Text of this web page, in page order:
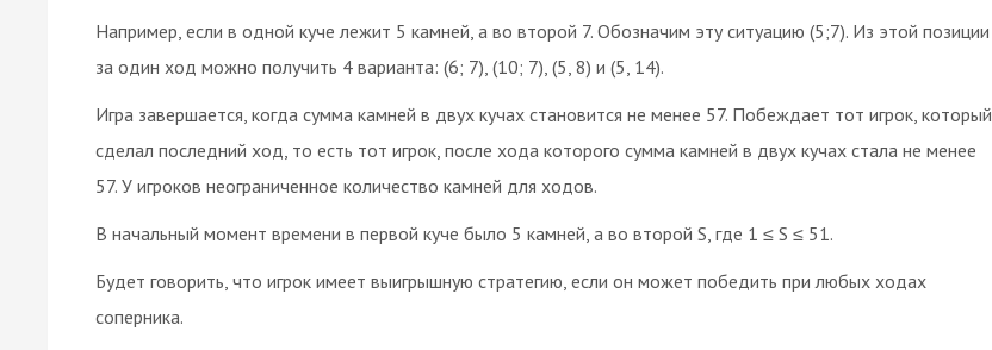
Например, если в одной куче лежит 5 камней, а во второй 7. Обозначим эту ситуацию (5;7). Из этой позиции
за один ход можно получить 4 варианта: (6; 7), (10; 7), (5, 8) и (5, 14).
Игра завершается, когда сумма камней в двух кучах становится не менее 57. Побеждает тот игрок, который
сделал последний ход, то есть тот игрок, после хода которого сумма камней в двух кучах стала не менее
57. У игроков неограниченное количество камней для ходов.
В начальный момент времени в первой куче было 5 камней, а во второй S, где 1 ≤ S ≤ 51.
Будет говорить, что игрок имеет выигрышную стратегию, если он может победить при любых ходах
соперника.